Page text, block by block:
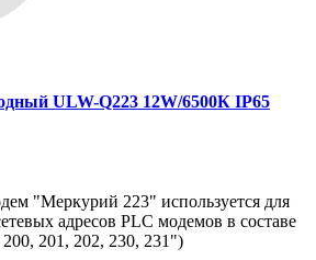
ULW-Q223 12W/6500К IP65
"Меркурий 223" используется для
адресов PLC модемов в составе
201, 202, 230, 231")